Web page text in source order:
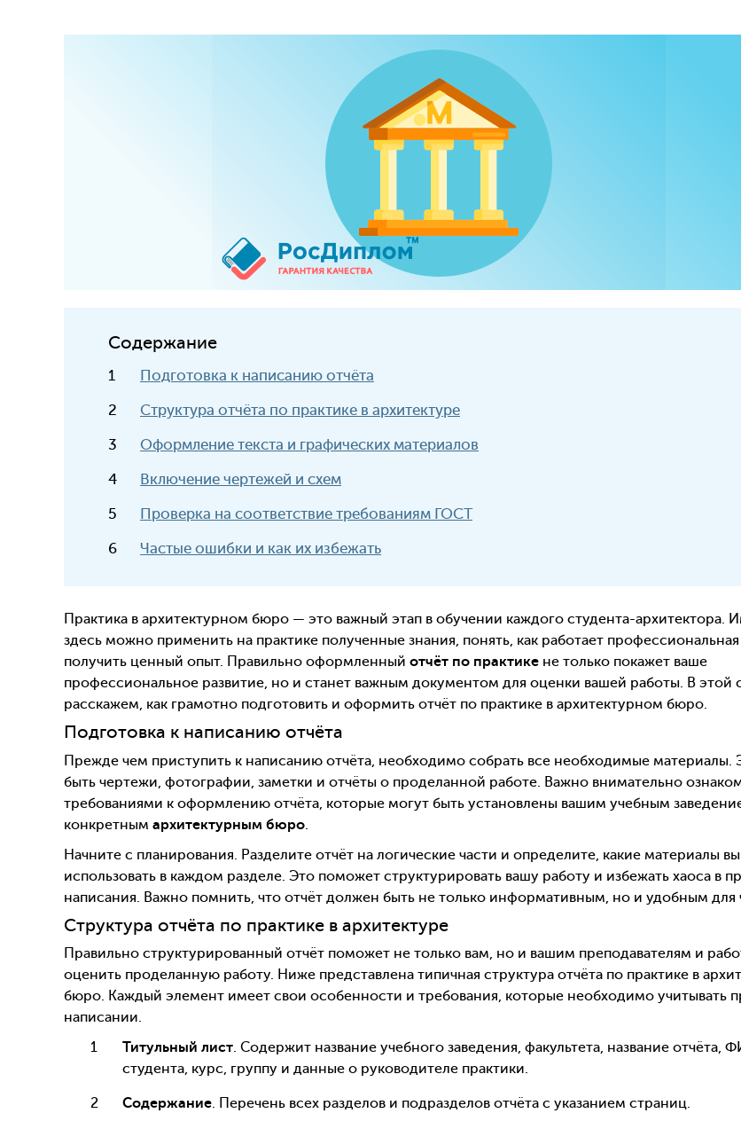
Содержание
Подготовка к написанию отчёта
Структура отчёта по практике в архитектуре
Оформление текста и графических материалов
Включение чертежей и схем
Проверка на соответствие требованиям ГОСТ
Частые ошибки и как их избежать
Практика в архитектурном бюро — это важный этап в обучении каждого студента-архитектора.
здесь можно применить на практике полученные знания, понять, как работает
получить ценный опыт. Правильно оформленный отчёт по практике не только покажет ваше
профессиональное развитие, но и станет важным документом для оценки вашей работы. В этой
расскажем, как грамотно подготовить и оформить отчёт по практике в архитектурном бюро.
Подготовка к написанию отчёта
Прежде чем приступить к написанию отчёта, необходимо собрать все необходимые материалы.
быть чертежи, фотографии, заметки и отчёты о проделанной работе. Важно внимательно
требованиями к оформлению отчёта, которые могут быть установлены вашим учебным
конкретным архитектурным бюро
Начните с планирования. Разделите отчёт на логические части и определите, какие материалы
использовать в каждом разделе. Это поможет структурировать вашу работу и избежать хаоса в
написания. Важно помнить, что отчёт должен быть не только информативным, но и удобным для
Структура отчёта по практике в архитектуре
Правильно структурированный отчёт поможет не только вам, но и вашим преподавателям и
оценить проделанную работу. Ниже представлена типичная структура отчёта по практике в
бюро. Каждый элемент имеет свои особенности и требования, которые необходимо учитывать
написании.
Титульный лист. Содержит название учебного заведения, факультета, название отчёта,
студента, курс, группу и данные о руководителе практики.
Содержание. Перечень всех разделов и подразделов отчёта с указанием страниц.